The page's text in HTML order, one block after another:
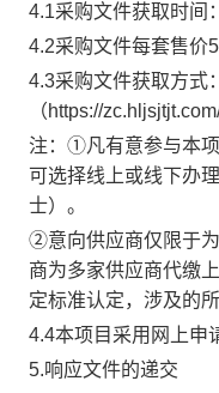
4.1采购文件获取时间：
4.2采购文件每套售价
4.3采购文件获取方式
（https://
注： ①凡有意参与本
可选择线上或线下办
士）。
②意向供应商仅限于
商为多家供应商代缴
定标准认定，涉及的
4.4本项目采用网上申
5.响应文件的递交